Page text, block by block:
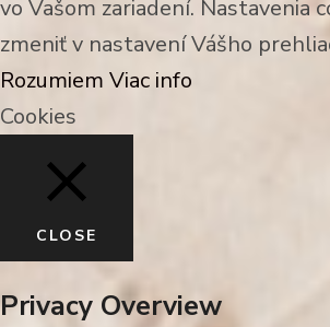
vo Vašom zariadení. Nastavenia
zmeniť v nastavení Vášho
Rozumiem Viac info
Cookies
CLOSE
Privacy Overview